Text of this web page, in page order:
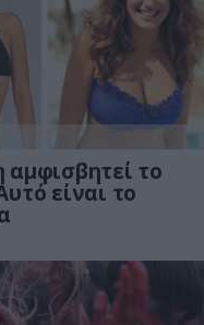
αμφισβητεί το
είναι το